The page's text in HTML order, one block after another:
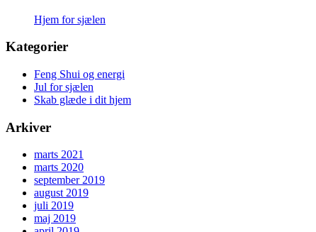
Hjem for sjælen
Kategorier
Feng Shui og energi
Jul for sjælen
Skab glæde i dit hjem
Arkiver
marts 2021
marts 2020
september 2019
august 2019
juli 2019
maj 2019